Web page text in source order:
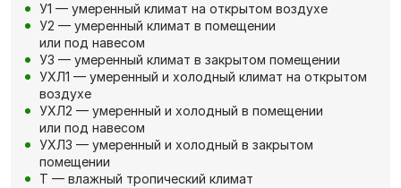
У1 — умеренный климат на открытом воздухе
У2 — умеренный климат в помещении
или под навесом
У3 — умеренный климат в закрытом помещении
УХЛ1 — умеренный и холодный климат на открытом
воздухе
УХЛ2 — умеренный и холодный в помещении
или под навесом
УХЛ3 — умеренный и холодный в закрытом
помещении
Т — влажный тропический климат